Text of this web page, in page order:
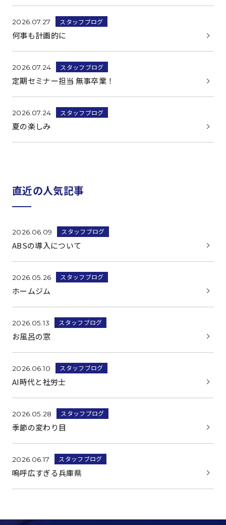
2026.07.27 スタッフブログ
何事も計画的に
2026.07.24 スタッフブログ
定期セミナー担当 無事卒業！
2026.07.24 スタッフブログ
夏の楽しみ
直近の人気記事
2026.06.09 スタッフブログ
ABSの導入について
2026.05.26 スタッフブログ
ホームジム
2026.05.13 スタッフブログ
お風呂の窓
2026.06.10 スタッフブログ
AI時代と社労士
2026.05.28 スタッフブログ
季節の変わり目
2026.06.17 スタッフブログ
嗚呼広すぎる兵庫県